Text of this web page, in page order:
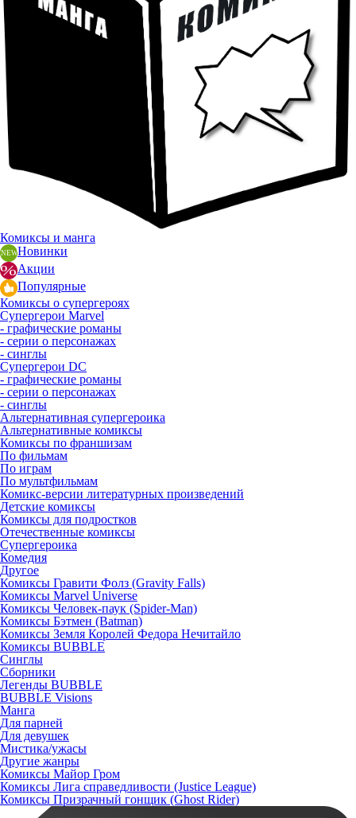
Комиксы и манга
Новинки
Акции
Популярные
Комиксы о супергероях
Супергерои Marvel
- графические романы
- серии о персонажах
- синглы
Супергерои DC
- графические романы
- серии о персонажах
- синглы
Альтернативная супергероика
Альтернативные комиксы
Комиксы по франшизам
По фильмам
По играм
По мультфильмам
Комикс-версии литературных произведений
Детские комиксы
Комиксы для подростков
Отечественные комиксы
Супергероика
Комедия
Другое
Комиксы Гравити Фолз (Gravity Falls)
Комиксы Marvel Universe
Комиксы Человек-паук (Spider-Man)
Комиксы Бэтмен (Batman)
Комиксы Земля Королей Федора Нечитайло
Комиксы BUBBLE
Синглы
Сборники
Легенды BUBBLE
BUBBLE Visions
Манга
Для парней
Для девушек
Мистика/ужасы
Другие жанры
Комиксы Майор Гром
Комиксы Лига справедливости (Justice League)
Комиксы Призрачный гонщик (Ghost Rider)